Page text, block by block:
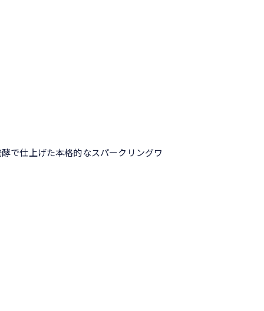
で仕上げた本格的なスパークリングワ